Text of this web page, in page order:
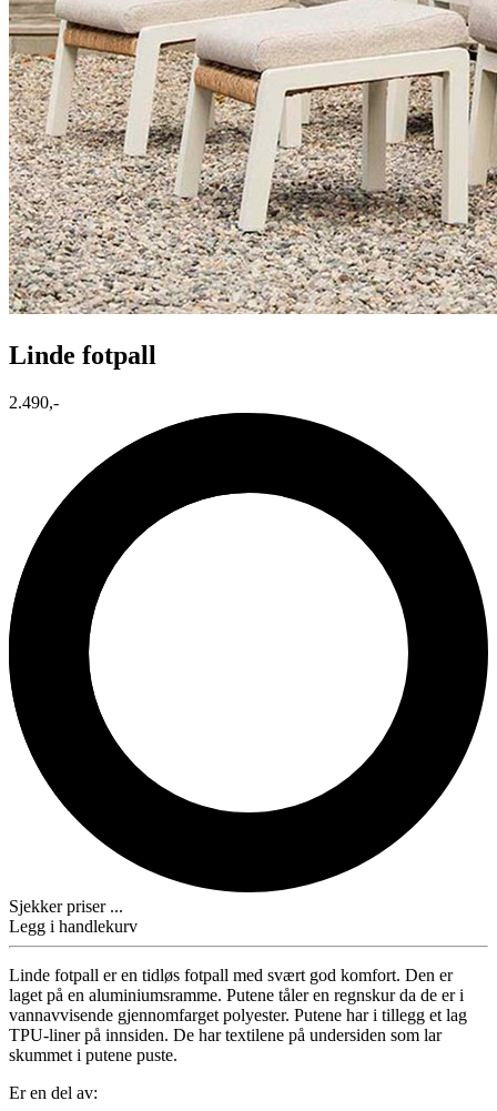
Linde fotpall
2.490,-
Sjekker priser ...
Legg i handlekurv
Linde fotpall er en tidløs fotpall med svært god komfort. Den er
laget på en aluminiumsramme. Putene tåler en regnskur da de er i
vannavvisende gjennomfarget polyester. Putene har i tillegg et lag
TPU-liner på innsiden. De har textilene på undersiden som lar
skummet i putene puste.
Er en del av: